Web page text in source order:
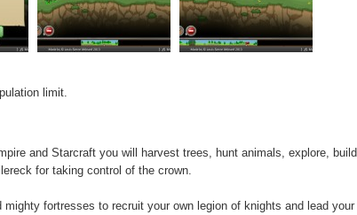
limit.
and Starcraft you will harvest trees, hunt animals, explore, build
for taking control of the crown.
fortresses to recruit your own legion of knights and lead your